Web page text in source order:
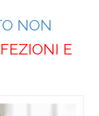
NON
E